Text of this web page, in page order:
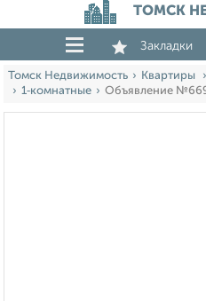
ТОМСК
Закладки
Томск Недвижимость Квартиры
1‑комнатные
Объявление